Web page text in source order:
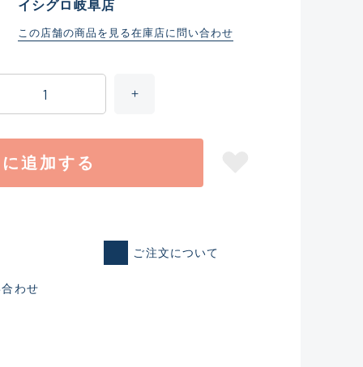
れた未使用
イシグロ岐阜店
この店舗の商品を見る在庫店に問い合わせ
追加する
ご注文について
わせ